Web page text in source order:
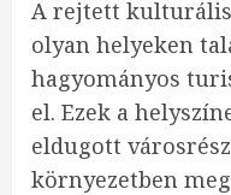
A rejtett
olyan helyeken
hagyományos
el. Ezek a
eldugott
környezetben